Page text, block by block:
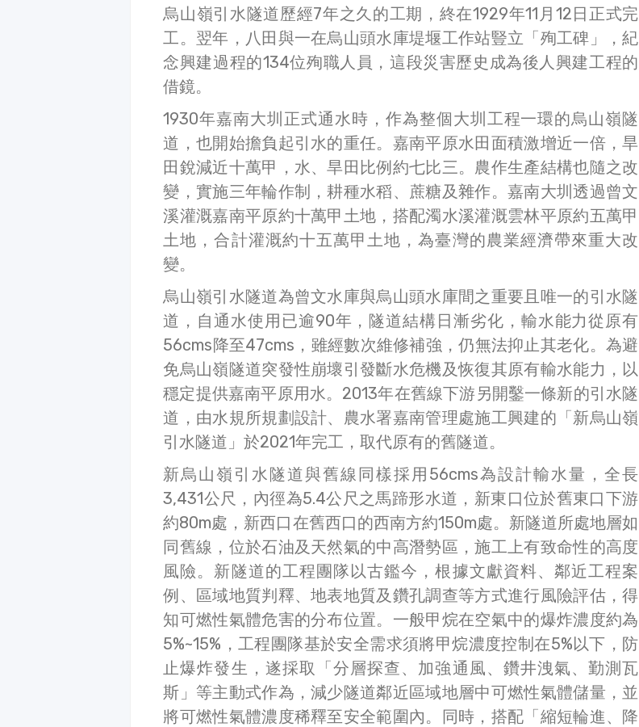
烏山嶺引水隧道歷經7年之久的工期，終在1929年11月12日正式完
工。翌年，八田與一在烏山頭水庫堤堰工作站豎立「殉工碑」，紀
念興建過程的134位殉職人員，這段災害歷史成為後人興建工程的
借鏡。
1930年嘉南大圳正式通水時，作為整個大圳工程一環的烏山嶺隧
道，也開始擔負起引水的重任。嘉南平原水田面積激增近一倍，旱
田銳減近十萬甲，水、旱田比例約七比三。農作生產結構也隨之改
變，實施三年輪作制，耕種水稻、蔗糖及雜作。嘉南大圳透過曾文
溪灌溉嘉南平原約十萬甲土地，搭配濁水溪灌溉雲林平原約五萬甲
土地，合計灌溉約十五萬甲土地，為臺灣的農業經濟帶來重大改
變。
烏山嶺引水隧道為曾文水庫與烏山頭水庫間之重要且唯一的引水隧
道，自通水使用已逾90年，隧道結構日漸劣化，輸水能力從原有
56cms降至47cms，雖經數次維修補強，仍無法抑止其老化。為避
免烏山嶺隧道突發性崩壞引發斷水危機及恢復其原有輸水能力，以
穩定提供嘉南平原用水。2013年在舊線下游另開鑿一條新的引水隧
道，由水規所規劃設計、農水署嘉南管理處施工興建的「新烏山嶺
引水隧道」於2021年完工，取代原有的舊隧道。
新烏山嶺引水隧道與舊線同樣採用56cms為設計輸水量，全長
3,431公尺，內徑為5.4公尺之馬蹄形水道，新東口位於舊東口下游
約80m處，新西口在舊西口的西南方約150m處。新隧道所處地層如
同舊線，位於石油及天然氣的中高潛勢區，施工上有致命性的高度
風險。新隧道的工程團隊以古鑑今，根據文獻資料、鄰近工程案
例、區域地質判釋、地表地質及鑽孔調查等方式進行風險評估，得
知可燃性氣體危害的分布位置。一般甲烷在空氣中的爆炸濃度約為
5%~15%，工程團隊基於安全需求須將甲烷濃度控制在5%以下，防
止爆炸發生，遂採取「分層探查、加強通風、鑽井洩氣、勤測瓦
斯」等主動式作為，減少隧道鄰近區域地層中可燃性氣體儲量，並
將可燃性氣體濃度稀釋至安全範圍內。同時，搭配「縮短輪進、降